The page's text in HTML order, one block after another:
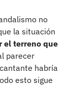
no
la situación
el terreno que
parecer
habría
esto sigue